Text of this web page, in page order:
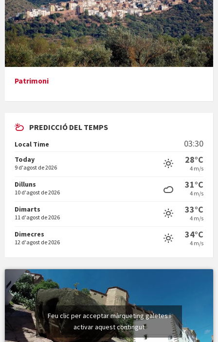
En Bum
Vermuts a la Font. Hit parit
Patrimoni
PREDICCIÓ DEL TEMPS
Local Time 03:30
Today
9 d'agost de 2026
28°C
4 m/s
Dilluns
10 d'agost de 2026
31°C
4 m/s
Dimarts
11 d'agost de 2026
33°C
4 m/s
Dimecres
12 d'agost de 2026
34°C
4 m/s
Feu clic per acceptar màrqueting galetes i
activar aquest contingut